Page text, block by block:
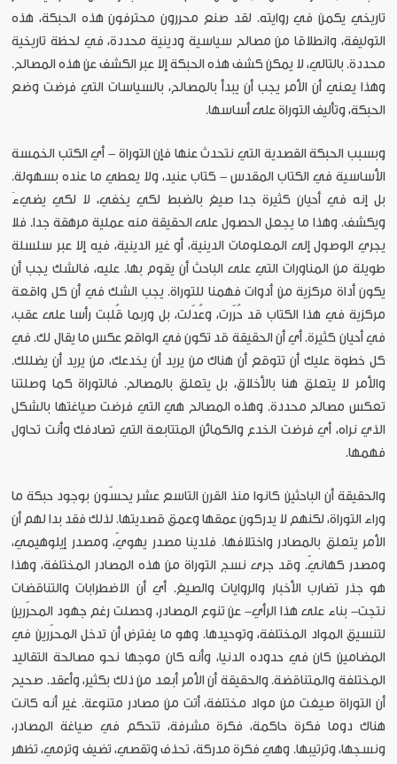
تاريخي يكمن في روايته. لقد صنع محررون محترفون هذه الحبكة، هذه
التوليفة، وانطلاقا من مصالح سياسية ودينية محددة، في لحظة تاريخية
محددة. بالتالي، لا يمكن كشف هذه الحبكة إلا عبر الكشف عن هذه المصالح.
وهذا يعني أن الأمر يجب أن يبدأ بالمصالح، بالسياسات التي فرضت وضع
الحبكة، وتأليف التوراة على أساسها.
وبسبب الحبكة القصدية التي نتحدث عنها فإن التوراة - أي الكتب الخمسة
الأساسية في الكتاب المقدس - كتاب عنيد، ولا يعطي ما عنده بسهولة.
بل إنه في أحيان كثيرة جدا صيغ بالضبط لكي يخفي، لا لكي يضيءَ
ويكشف. وهذا ما يجعل الحصول على الحقيقة منه عملية مرهقة جدا. فلا
يجري الوصول إلى المعلومات الدينية، أو غير الدينية، فيه إلا عبر سلسلة
طويلة من المناورات التي على الباحث أن يقوم بها. عليه، فالشك يجب أن
يكون أداة مركزية من أدوات فهمنا للتوراة. يجب الشك في أن كل واقعة
مركزية في هذا الكتاب قد حُرّرت، وعُدّلت، بل وربما قُلبت رأسا على عقب،
في أحيان كثيرة. أي أن الحقيقة قد تكون في الواقع عكس ما يقال لك. في
كل خطوة عليك أن تتوقع أن هناك من يريد أن يخدعك، من يريد أن يضللك.
والأمر لا يتعلق هنا بالأخلاق، بل يتعلق بالمصالح. فالتوراة كما وصلتنا
تعكس مصالح محددة. وهذه المصالح هي التي فرضت صياغتها بالشكل
الذي نراه، أي فرضت الخدع والكمائن المتتابعة التي تصادفك وأنت تحاول
فهمها.
والحقيقة أن الباحثين كانوا منذ القرن التاسع عشر يحسّون بوجود حبكة ما
وراء التوراة، لكنهم لا يدركون عمقها وعمق قصديتها. لذلك فقد بدا لهم أن
الأمر يتعلق بالمصادر واختلافها. فلدينا مصدر يهويّ، ومصدر إيلوهيمي،
ومصدر كهانيّ. وقد جرى نسج التوراة من هذه المصادر المختلفة، وهذا
هو جذر تضارب الأخبار والروايات والصيغ. أي أن الاضطرابات والتناقضات
نتجت- بناء على هذا الرأي- عن تنوع المصادر، وحصلت رغم جهود المحرّرين
لتنسيق المواد المختلفة، وتوحيدها. وهو ما يفترض أن تدخل المحرّرين في
المضامين كان في حدوده الدنيا، وأنه كان موجها نحو مصالحة التقاليد
المختلفة والمتناقضة. والحقيقة أن الأمر أبعد من ذلك بكثير، وأعقد. صحيح
أن التوراة صيغت من مواد مختلفة، أتت من مصادر متنوعة. غير أنه كانت
هناك دوما فكرة حاكمة، فكرة مشرفة، تتحكم في صياغة المصادر،
ونسجها، وترتيبها. وهي فكرة مدركة، تحذف وتقصي، تضيف وترمي، تظهر